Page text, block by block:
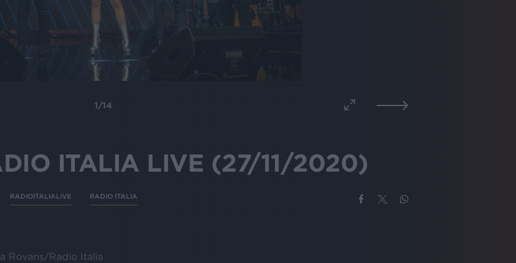
1/14
ITALIA LIVE (27/11/2020)
RADIOITALIALIVE RADIO ITALIA
Rovaris/Radio Italia